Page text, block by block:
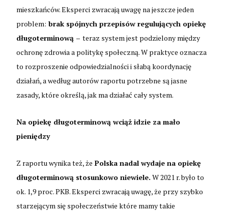
mieszkańców. Eksperci zwracają uwagę na jeszcze jeden
problem: brak spójnych przepisów regulujących opiekę
długoterminową –teraz system jest podzielony między
ochronę zdrowia a politykę społeczną. W praktyce oznacza
to rozproszenie odpowiedzialności i słabą koordynację
działań, a według autorów raportu potrzebne są jasne
zasady, które określą, jak ma działać cały system.
Na opiekę długoterminową wciąż idzie za mało
pieniędzy
Z raportu wynika też, że Polska nadal wydaje na opiekę
długoterminową stosunkowo niewiele. W 2021 r. było to
ok. 1,9 proc. PKB. Eksperci zwracają uwagę, że przy szybko
starzejącym się społeczeństwie które mamy takie